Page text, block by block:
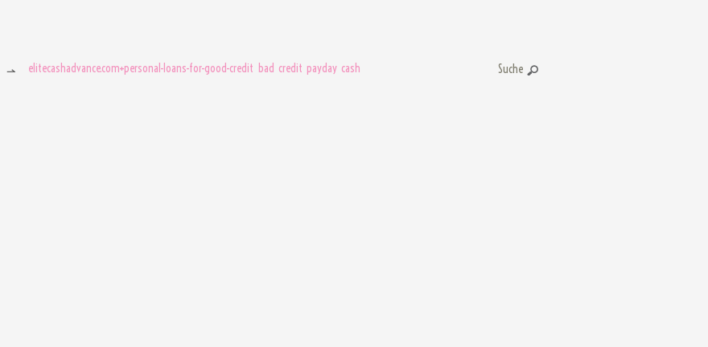
elitecashadvance.com+personal-loans-for-good-credit bad credit payday cash
Suche: